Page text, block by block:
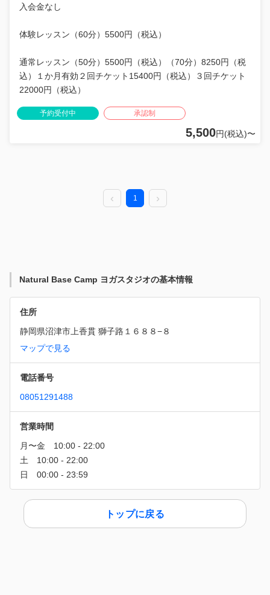
入会金なし
体験レッスン（60分）5500円（税込）
通常レッスン（50分）5500円（税込）（70分）8250円（税
込）１か月有効２回チケット15400円（税込）３回チケット
22000円（税込）
予約受付中 承認制
5,500円(税込)〜
1
Natural Base Camp ヨガスタジオの基本情報
住所
静岡県沼津市上香貫 獅子路１６８８−８
マップで見る
電話番号
08051291488
営業時間
トップに戻る